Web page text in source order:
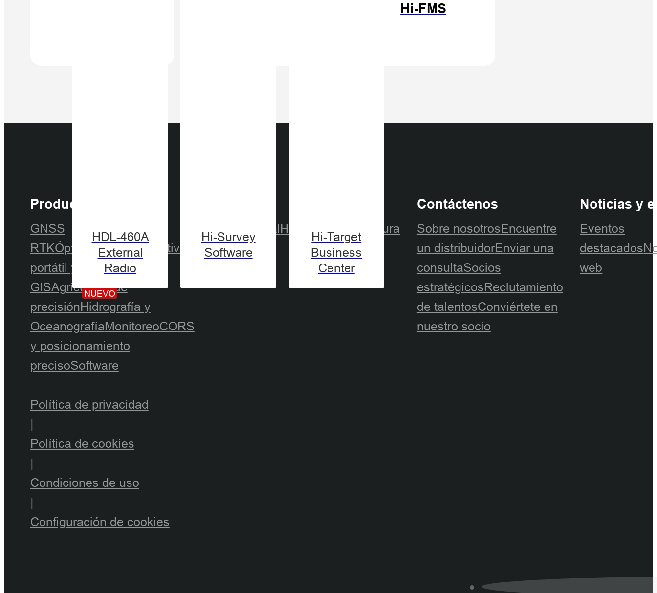
HDL-460A
External
Radio
Hi-Survey
Software
Hi-Target
Business
Center
NUEVO
Hi-FMS
Productos
GNSS
RTKÓptico LiDARDispositivo
portátil y tableta
GISAgricultura de
precisiónHidrografía y
OceanografíaMonitoreoCORS
y posicionamiento
precisoSoftware
GeoespacialHidrografía Agricultura
Contáctenos
Sobre nosotrosEncuentre
un distribuidorEnviar una
consultaSocios
estratégicosReclutamiento
de talentosConviértete en
nuestro socio
Noticias y
Eventos
destacados
web
Política de privacidad
|
Política de cookies
|
Condiciones de uso
|
Configuración de cookies